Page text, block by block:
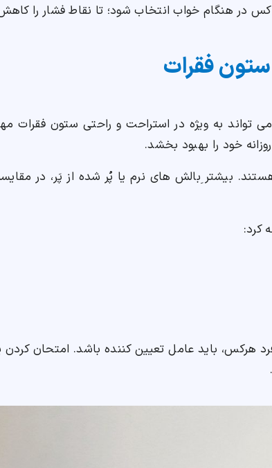
در هنگام خواب انتخاب شود؛ تا نقاط فشار را
فقرات
تواند به ویژه در استراحت و راحتی ستون فقرات
خود را بهبود بخشد.
بیشتر ِبالش های نرم یا پُر شده از پَر، در
هرکس، باید عامل تعیین کننده باشد. امتحان